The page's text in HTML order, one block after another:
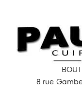
8 rue